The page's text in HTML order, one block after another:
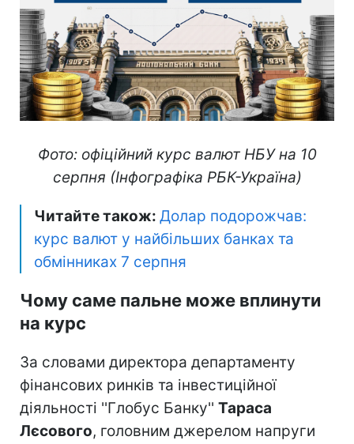
Фото: офіційний курс валют НБУ на 10
серпня (Інфографіка РБК-Україна)
Читайте також: Долар подорожчав:
курс валют у найбільших банках та
обмінниках 7 серпня
Чому саме пальне може вплинути
на курс
За словами директора департаменту
фінансових ринків та інвестиційної
діяльності ''Глобус Банку'' Тараса
Лєсового, головним джерелом напруги